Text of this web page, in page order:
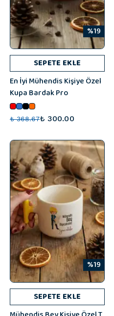
%19
SEPETE EKLE
En İyi Mühendis Kişiye Özel
Kupa Bardak Pro
₺ 368.67₺ 300.00
%19
SEPETE EKLE